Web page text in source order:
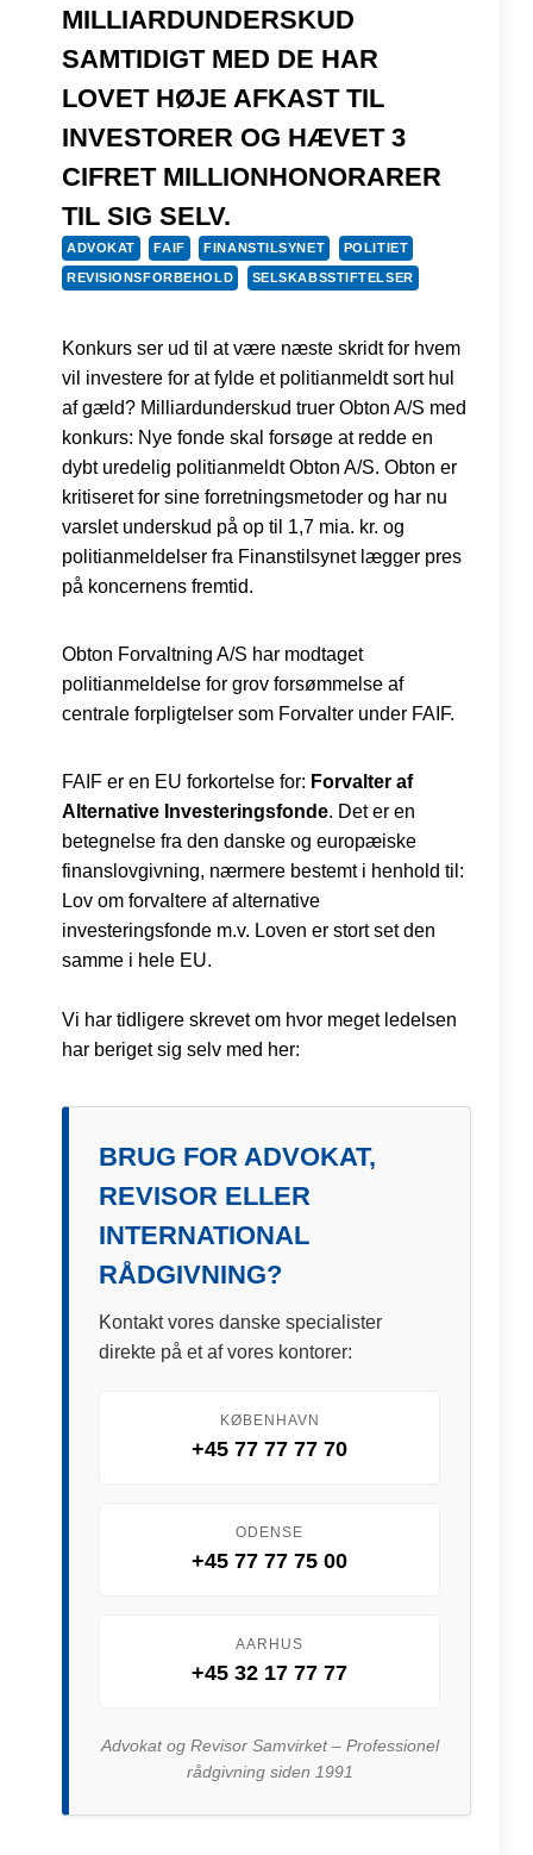
MILLIARDUNDERSKUD
SAMTIDIGT MED DE HAR
LOVET HØJE AFKAST TIL
INVESTORER OG HÆVET 3
CIFRET MILLIONHONORARER
TIL SIG SELV.
ADVOKAT FAIF FINANSTILSYNET POLITIET
REVISIONSFORBEHOLD SELSKABSSTIFTELSER
Konkurs ser ud til at være næste skridt for hvem
vil investere for at fylde et politianmeldt sort hul
af gæld? Milliardunderskud truer Obton A/S med
konkurs: Nye fonde skal forsøge at redde en
dybt uredelig politianmeldt Obton A/S. Obton er
kritiseret for sine forretningsmetoder og har nu
varslet underskud på op til 1,7 mia. kr. og
politianmeldelser fra Finanstilsynet lægger pres
på koncernens fremtid.
Obton Forvaltning A/S har modtaget
politianmeldelse for grov forsømmelse af
centrale forpligtelser som Forvalter under FAIF.
FAIF er en EU forkortelse for: Forvalter af
Alternative Investeringsfonde. Det er en
betegnelse fra den danske og europæiske
finanslovgivning, nærmere bestemt i henhold til:
Lov om forvaltere af alternative
investeringsfonde m.v. Loven er stort set den
samme i hele EU.
Vi har tidligere skrevet om hvor meget ledelsen
har beriget sig selv med her:
BRUG FOR ADVOKAT,
REVISOR ELLER
INTERNATIONAL
RÅDGIVNING?
Kontakt vores danske specialister
direkte på et af vores kontorer:
KØBENHAVN
+45 77 77 77 70
ODENSE
+45 77 77 75 00
AARHUS
+45 32 17 77 77
Advokat og Revisor Samvirket – Professionel
rådgivning siden 1991